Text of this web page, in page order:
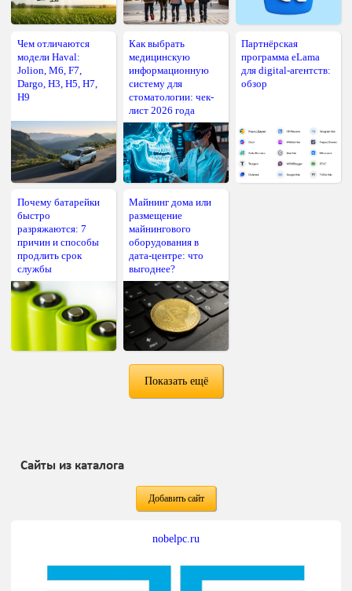
Чем отличаются
модели Haval:
Jolion, M6, F7,
Dargo, H3, H5, H7,
H9
Как выбрать
медицинскую
информационную
систему для
стоматологии: чек-
лист 2026 года
Партнёрская
программа eLama
для digital-агентств:
обзор
Почему батарейки
быстро
разряжаются: 7
причин и способы
продлить срок
службы
Майнинг дома или
размещение
майнингового
оборудования в
дата-центре: что
выгоднее?
Показать ещё
Сайты из каталога
Добавить сайт
nobelpc.ru